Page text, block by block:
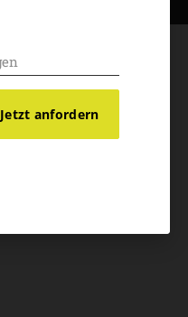
Jetzt anfordern